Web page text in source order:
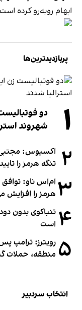
ابهام روبه‌رو کرده
پربازدیدترین‌ها
۱
شهروند
۲ اکسیوس: مجتبی
تنگه هرمز را
۳ ام‌اس ناو: توافق
هرمز را افزایش
۴ تنباکوی بدون
است
۵ رویترز: ترامپ
منطقه، حملات
انتخاب سردبیر